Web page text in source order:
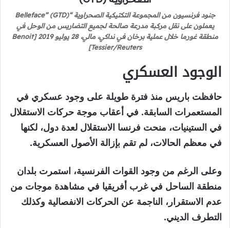
جنود فرنسيون من المجموعة التكتيكية الصحراوية “Belleface” (GTD)
يعملون على نقل مركبة مدرعة صالحة لجميع التضاريس من الوحل في
منطقة غورما خلال عملية برخان في نداكي، مالي، 28 يوليو 2019 [Benoit
Tessier/Reuters]
الوجود العسكري
حافظت باريس منذ فترة طويلة على وجود عسكري في
المستعمرات السابقة. في أعقاب موجة حركات الاستقلال
في الستينيات، منحت فرنسا الاستقلال لعدة دول، لكنها
في معظم الحالات، لم تقم بإزالة الأصول العسكرية.
وعلى الرغم من وجود القوات الفرنسية، استمرت بلدان
منطقة الساحل في غرب أفريقيا في مشاهدة موجات من
عدم الاستقرار، الناجمة عن الحركات الانفصالية وكذلك
التطرف الديني.